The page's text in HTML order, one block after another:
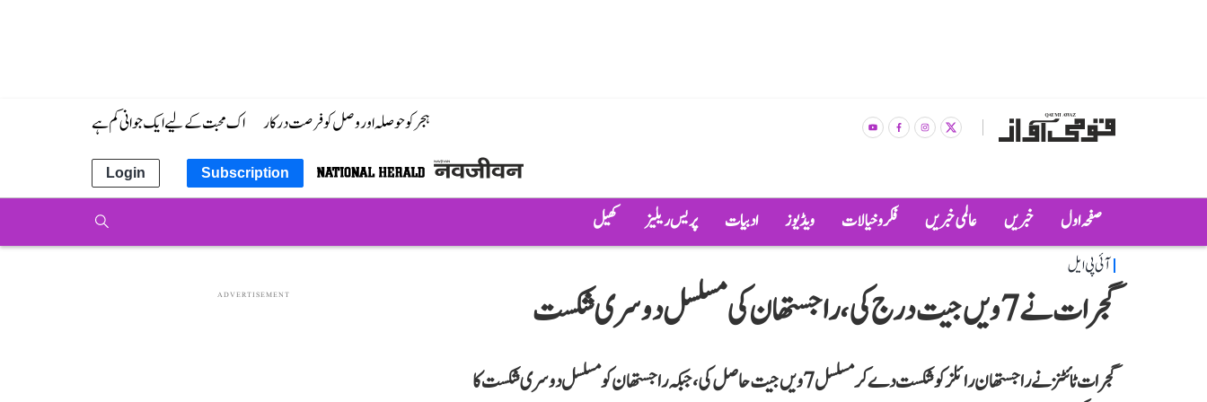
ہجر کو حوصلہ اور وصل کو فرصت درکار اک محبت کے لیے ایک جوانی کم ہے
Subscription
Login
صفحہ اول خبریں عالمی خبریں فکر و خیالات ویڈیوز ادبیات پریس ریلیز کھیل
آئی پی ایل
گجرات نے 7ویں جیت درج کی، راجستھان کی مسلسل دوسری شکست
گجرات ٹائٹنز نے راجستھان رائلز کو شکست دے کر مسلسل 7ویں جیت حاصل کی، جبکہ راجستھان کو مسلسل دوسری شکست کا
ADVERTISEMENT